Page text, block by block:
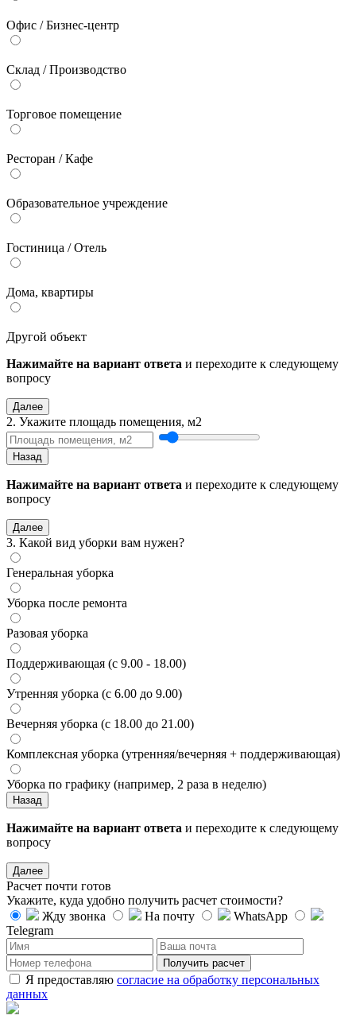
Офис / Бизнес-центр
Склад / Производство
Торговое помещение
Ресторан / Кафе
Образовательное учреждение
Гостиница / Отель
Дома, квартиры
Другой объект
Нажимайте на вариант ответа и переходите к следующему
вопросу
Далее
2. Укажите площадь помещения, м2
Назад
Нажимайте на вариант ответа и переходите к следующему
вопросу
Далее
3. Какой вид уборки вам нужен?
Генеральная уборка
Уборка после ремонта
Разовая уборка
Поддерживающая (с 9.00 - 18.00)
Утренняя уборка (с 6.00 до 9.00)
Вечерняя уборка (с 18.00 до 21.00)
Комплексная уборка (утренняя/вечерняя + поддерживающая)
Уборка по графику (например, 2 раза в неделю)
Назад
Нажимайте на вариант ответа и переходите к следующему
вопросу
Далее
Расчет почти готов
Укажите, куда удобно получить расчет стоимости?
Жду звонка
На почту
WhatsApp
Telegram
Получить расчет
Я предоставляю согласие на обработку персональных
данных